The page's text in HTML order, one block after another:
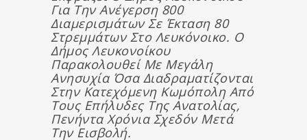
Για Την Ανέγερση 800
Διαμερισμάτων Σε Έκταση 80
Στρεμμάτων Στο Λευκόνοικο. Ο
Δήμος Λευκονοίκου
Παρακολουθεί Με Μεγάλη
Ανησυχία Όσα Διαδραματίζονται
Στην Κατεχόμενη Κωμόπολη Από
Τους Επήλυδες Της Ανατολίας,
Πενήντα Χρόνια Σχεδόν Μετά
Την Εισβολή.